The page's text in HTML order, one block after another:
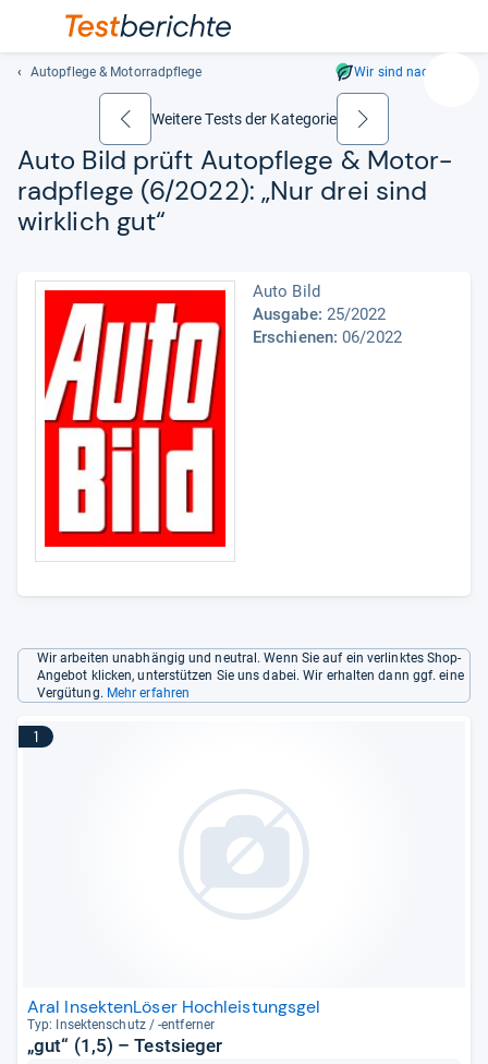
drei
Autopflege & Motorradpflege Wir sind nachhaltig
Auto Bild prüft Autopflege & Motor­
rad­pflege (6/2022): „Nur drei sind
wirk­lich gut“
zurück Weitere Tests der Kategorie weiter
Auto Bild
Ausgabe: 25/2022
Erschienen: 06/2022
Wir arbeiten unabhängig und neutral. Wenn Sie auf ein verlinktes Shop-
Angebot klicken, unterstützen Sie uns dabei. Wir erhalten dann ggf. eine
Vergütung. Mehr erfahren
1
Aral InsektenLöser Hochleistungsgel
Typ: Insek­ten­schutz / -​ent­fer­ner
„gut“ (1,5) – Testsieger